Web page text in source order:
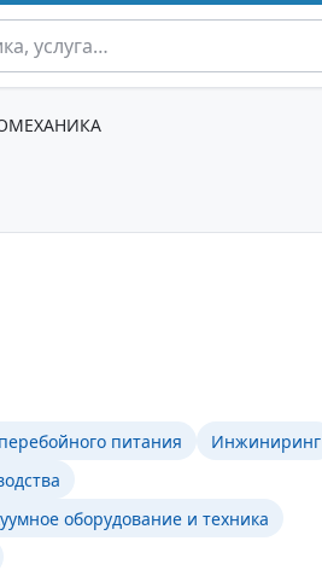
питания
Инжиниринг
оборудование и техника